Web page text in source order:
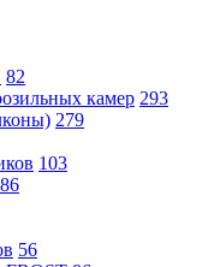
82
камер 293
279
103
56